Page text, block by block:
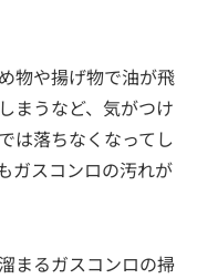
物や揚げ物で油が飛
まうなど、気がつけ
は落ちなくなってし
ガスコンロの汚れが
まるガスコンロの掃